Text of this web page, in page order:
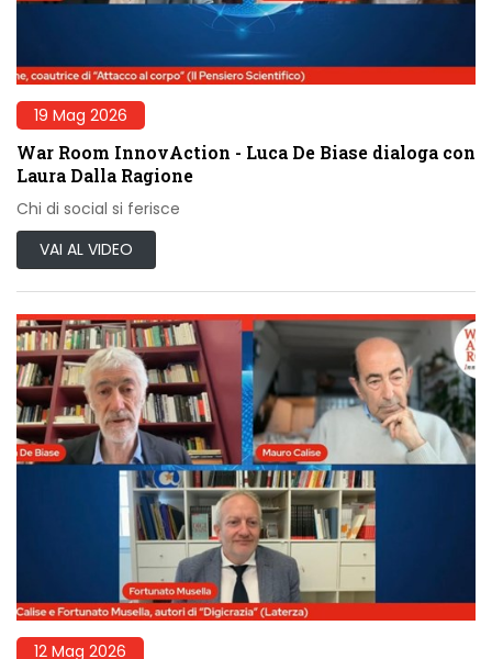
19 Mag 2026
War Room InnovAction - Luca De Biase dialoga con
Laura Dalla Ragione
Chi di social si ferisce
VAI AL VIDEO
12 Mag 2026